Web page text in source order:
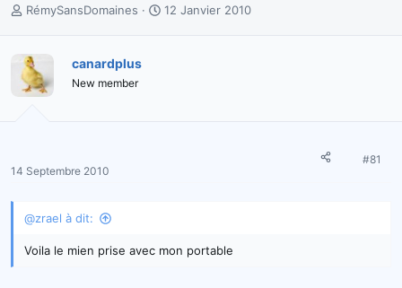
I
t
i
a
r
l
RémySansDomaines
D
12 Janvier 2010
canardplus
New member
14 Septembre 2010
#81
@zrael à dit:
Voila le mien prise avec mon portable